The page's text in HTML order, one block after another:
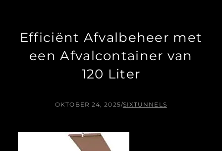
Efficiënt Afvalbeheer met
een Afvalcontainer van
120 Liter
OKTOBER 24, 2025/SIXTUNNELS